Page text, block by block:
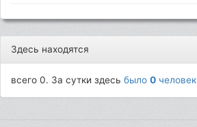
Здесь находятся
всего 0. За сутки здесьбыло0 человек